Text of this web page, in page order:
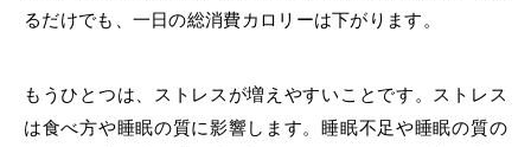
るだけでも、一日の総消費カロリーは下がります。
もうひとつは、ストレスが増えやすいことです。ストレス
は食べ方や睡眠の質に影響します。睡眠不足や睡眠の質の